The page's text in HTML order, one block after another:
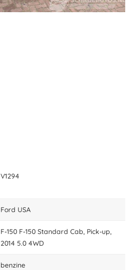
V1294
Ford USA
F-150 F-150 Standard Cab, Pick-up,
2014 5.0 4WD
benzine